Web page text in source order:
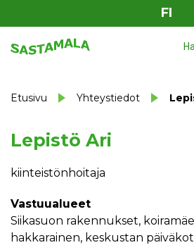
FI
Etusivu Yhteystiedot
Lepistö Ari
kiinteistönhoitaja
Vastuualueet
siikasuon rakennukset, koiramäen päiväkoti, herra
hakkarainen, keskustan